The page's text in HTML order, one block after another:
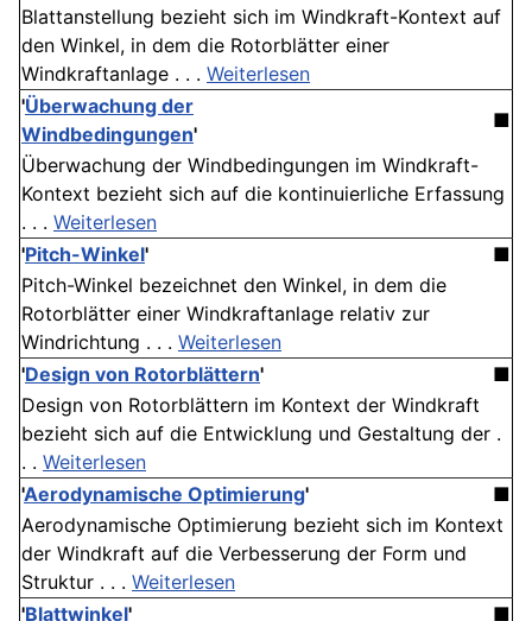
Blattanstellung bezieht sich im Windkraft-Kontext auf
den Winkel, in dem die Rotorblätter einer
Windkraftanlage . . . Weiterlesen
'Überwachung der
Windbedingungen'
■
Überwachung der Windbedingungen im Windkraft-
Kontext bezieht sich auf die kontinuierliche Erfassung
. . . Weiterlesen
'Pitch-Winkel'
■
Pitch-Winkel bezeichnet den Winkel, in dem die
Rotorblätter einer Windkraftanlage relativ zur
Windrichtung . . . Weiterlesen
'Design von Rotorblättern'
■
Design von Rotorblättern im Kontext der Windkraft
bezieht sich auf die Entwicklung und Gestaltung der .
. . Weiterlesen
'Aerodynamische Optimierung'
■
Aerodynamische Optimierung bezieht sich im Kontext
der Windkraft auf die Verbesserung der Form und
Struktur . . . Weiterlesen
'Blattwinkel'
■